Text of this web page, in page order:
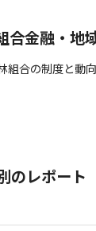
合金融・地
組合の制度と動
のレポート